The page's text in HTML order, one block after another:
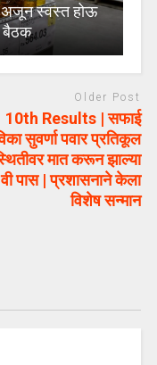
स्वस्त होऊ
बैठक
Older Post
10th Results | सफाई
सुवर्णा पवार प्रतिकूल
मात करून झाल्या
पास | प्रशासनाने केला
विशेष सन्मान